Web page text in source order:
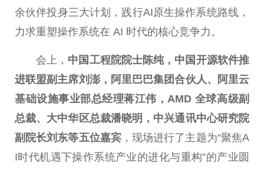
余伙伴投身三大计划，践行AI原生操作系统路线，
力求重塑操作系统在 AI 时代的核心竞争力。
会上， 中国 工程院院士陈纯， 中国 开源软件推
进联盟副 主席刘澎，阿里巴巴集团合伙人、阿里云
基础设施事业部总经理蒋江伟， AMD 全球高级副
总裁、大中华区总裁潘晓明，中兴通讯中心研究院
副院长刘东等五位嘉宾，现场进行了主题为“聚焦A
I时代机遇下操作系统产业的进化与重构”的产业圆